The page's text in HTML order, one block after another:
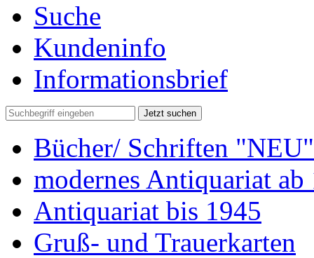
Suche
Kundeninfo
Informationsbrief
Jetzt suchen
Bücher/ Schriften "NEU"
modernes Antiquariat ab
Antiquariat bis 1945
Gruß- und Trauerkarten